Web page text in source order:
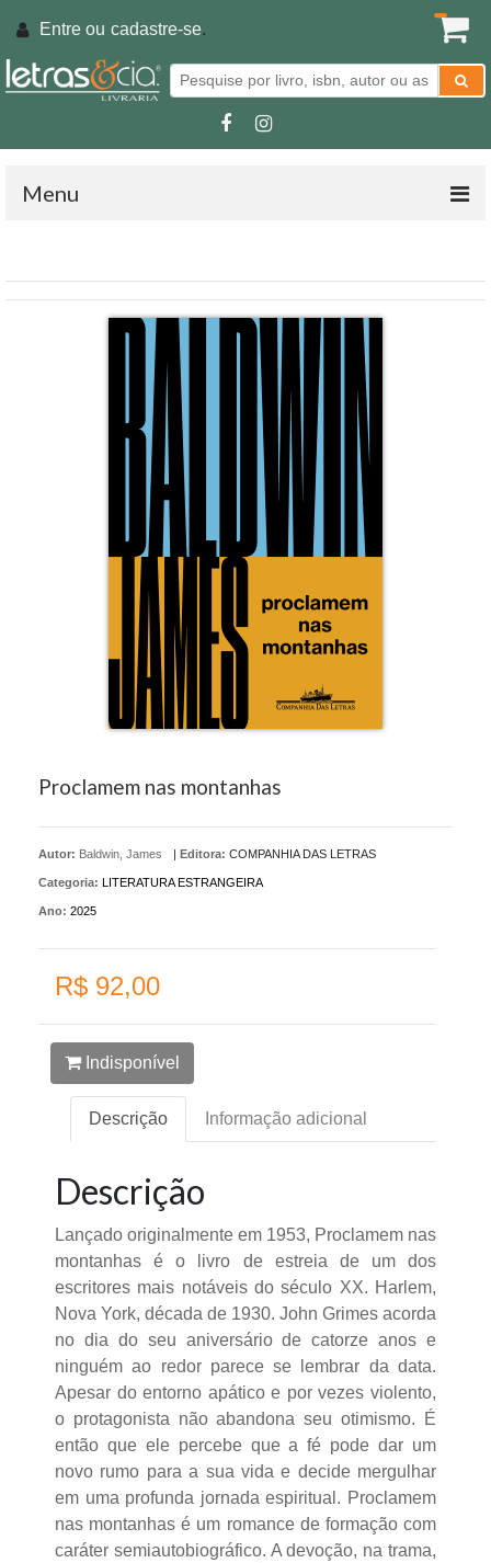
Entre ou cadastre-se.
Menu
Proclamem nas montanhas
Autor: Baldwin, James | Editora: COMPANHIA DAS LETRAS
Categoria: LITERATURA ESTRANGEIRA
Ano: 2025
R$ 92,00
Indisponível
Descrição Informação adicional
Descrição
Lançado originalmente em 1953, Proclamem nas
montanhas é o livro de estreia de um dos
escritores mais notáveis do século XX. Harlem,
Nova York, década de 1930. John Grimes acorda
no dia do seu aniversário de catorze anos e
ninguém ao redor parece se lembrar da data.
Apesar do entorno apático e por vezes violento,
o protagonista não abandona seu otimismo. É
então que ele percebe que a fé pode dar um
novo rumo para a sua vida e decide mergulhar
em uma profunda jornada espiritual. Proclamem
nas montanhas é um romance de formação com
caráter semiautobiográfico. A devoção, na trama,